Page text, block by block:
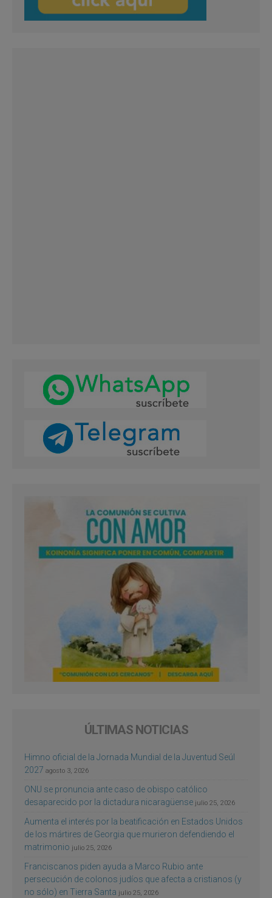
ÚLTIMAS NOTICIAS
Himno oficial de la Jornada Mundial de la Juventud Seúl
2027 agosto 3, 2026
ONU se pronuncia ante caso de obispo católico
desaparecido por la dictadura nicaragüense julio 25, 2026
Aumenta el interés por la beatificación en Estados Unidos
de los mártires de Georgia que murieron defendiendo el
matrimonio julio 25, 2026
Franciscanos piden ayuda a Marco Rubio ante
persecución de colonos judíos que afecta a cristianos (y
no sólo) en Tierra Santa julio 25, 2026